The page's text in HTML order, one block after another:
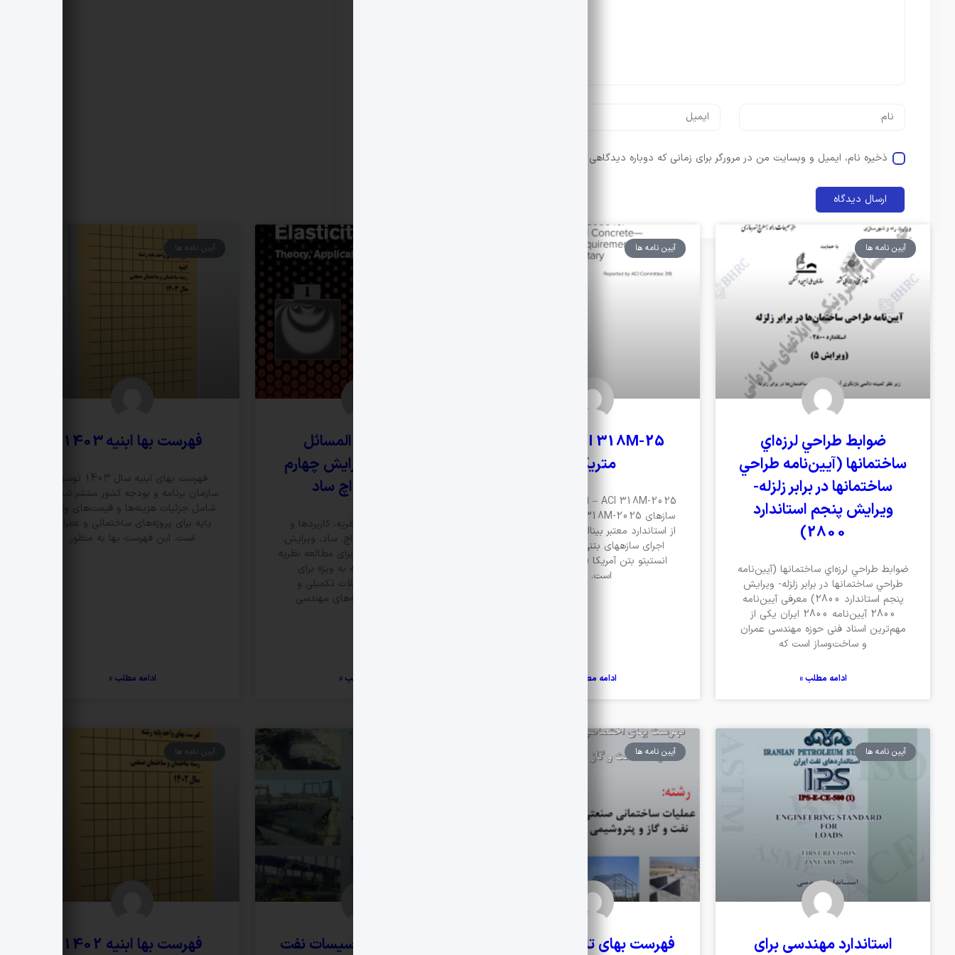
ذخیره نام، ایمیل و وبسایت من در مرورگر برای زمانی که دوباره دیدگاهی می‌نویسم.
آیین نامه ها
ضوابط طراحي لرزه‌اي
ساختمانها (آيين‌نامه طراحي
ساختمانها در برابر زلزله-
ويرايش پنجم استاندارد
2800)
ضوابط طراحي لرزه‌اي ساختمانها (آيين‌نامه
طراحي ساختمانها در برابر زلزله- ويرايش
پنجم استاندارد 2800) معرفی آیین‌نامه
2800 آیین‌نامه 2800 ایران یکی از
مهم‌ترین اسناد فنی حوزه مهندسی عمران
و ساخت‌وساز است که
ادامه مطلب »
آیین نامه ها
متریک)
ACI 318M-2025 – استاندارد الزامی بتن
از استاندارد معتبر بینالمللی برای طراحی و
اجرای سازههای بتنی است که توسط
است. این
ادامه مطلب »
کتاب و حل المسائل
الاستیسیته ویرایش چهارم
اثر مارتین اچ ساد
کتاب “الاستیسیته: نظریه، کاربردها و
عددی” تألیف مارتین اچ. ساد، ویرایش
چهارم، یک منبع جامع برای مطالعه نظریه
الاستیسیته است که به ویژه برای
دانشجویان تحصیلات تکمیلی و
متخصصان در رشته‌های مهندسی
ادامه مطلب »
آیین نامه ها
فهرست بها ابنیه 1403
فهرست بهای ابنیه سال 1403 توسط
سازمان برنامه و بودجه کشور منتشر شده و
شامل جزئیات هزینه‌ها و قیمت‌های واحد
پایه برای پروژه‌های ساختمانی و عمرانی
است. این فهرست بها به منظور
ادامه مطلب »
آیین نامه ها
استاندارد مهندسی برای
آیین نامه ها
فهرست بهای تاسیسات نفت فهرست بهای تاسیسات نفت
آیین نامه ها
فهرست بها ابنیه 1402